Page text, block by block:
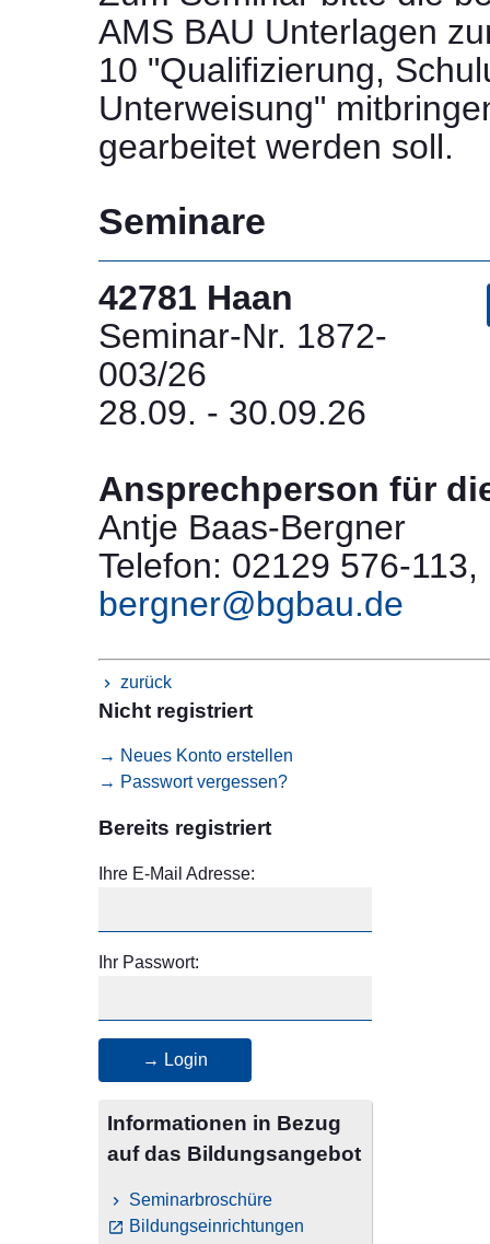
AMS BAU Unterlagen
10 "Qualifizierung,
Unterweisung"
gearbeitet werden soll.
Seminare
42781 Haan
Seminar-Nr. 1872-
003/26
28.09. - 30.09.26
Ansprechperson für
Antje Baas-Bergner
Telefon: 02129 576-
bergner@bgbau.de
zurück
Nicht registriert
→ Neues Konto erstellen
→ Passwort vergessen?
Bereits registriert
Ihre E-Mail Adresse:
Ihr Passwort:
→ Login
Informationen in Bezug
auf das Bildungsangebot
Seminarbroschüre
Bildungseinrichtungen